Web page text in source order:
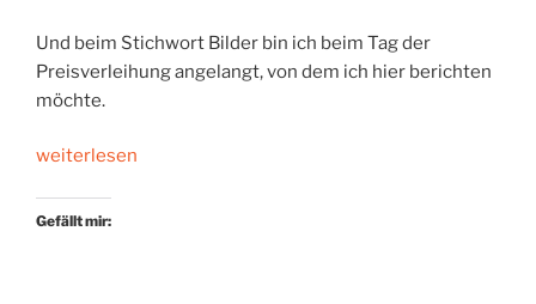
Und beim Stichwort Bilder bin ich beim Tag der
Preisverleihung angelangt, von dem ich hier berichten
möchte.
„Buchpreis
Tai
weiterlesen
Gefällt mir: